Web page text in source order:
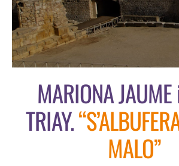
MARIONA
TRIAY.
MALO”